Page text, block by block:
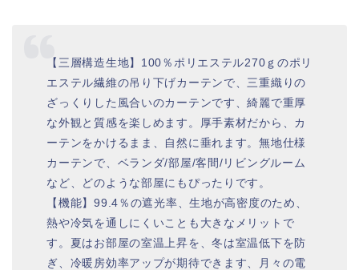
【三層構造生地】100％ポリエステル270ｇのポリ
エステル繊維の吊り下げカーテンで、三重織りの
ざっくりした風合いのカーテンです、綺麗で重厚
な外観と質感を楽しめます。厚手素材だから、カ
ーテンをかけるまま、自然に垂れます。無地仕様
カーテンで、ベランダ/部屋/客間/リビングルーム
など、どのような部屋にもぴったりです。
【機能】99.4％の遮光率、生地が高密度のため、
熱や冷気を通しにくいことも大きなメリットで
す。夏はお部屋の室温上昇を、冬は室温低下を防
ぎ、冷暖房効率アップが期待できます、月々の電